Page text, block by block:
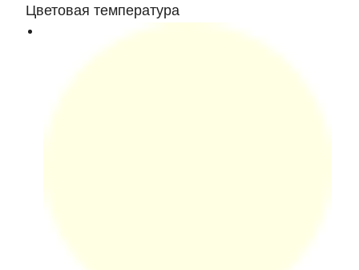
Цветовая температура